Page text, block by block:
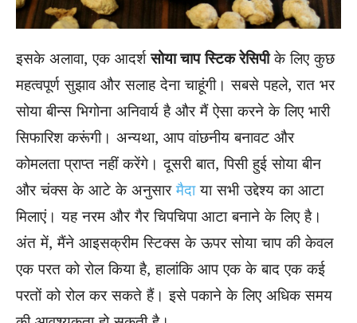
इसके अलावा, एक आदर्शसोया चाप स्टिक रेसिपीके लिए कुछ
महत्वपूर्ण सुझाव और सलाह देना चाहूंगी। सबसे पहले, रात भर
सोया बीन्स भिगोना अनिवार्य है और मैं ऐसा करने के लिए भारी
सिफारिश करूंगी। अन्यथा, आप वांछनीय बनावट और
कोमलता प्राप्त नहीं करेंगे। दूसरी बात, पिसी हुई सोया बीन
और चंक्स के आटे के अनुसारमैदाया सभी उद्देश्य का आटा
मिलाएं। यह नरम और गैर चिपचिपा आटा बनाने के लिए है।
अंत में, मैंने आइसक्रीम स्टिक्स के ऊपर सोया चाप की केवल
एक परत को रोल किया है, हालांकि आप एक के बाद एक कई
परतों को रोल कर सकते हैं। इसे पकाने के लिए अधिक समय